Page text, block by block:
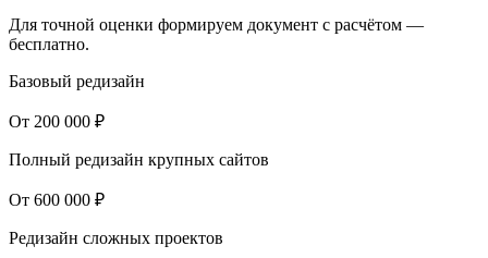
Для точной оценки формируем документ с расчётом —
бесплатно.
Базовый редизайн
От 200 000 ₽
Полный редизайн крупных сайтов
От 600 000 ₽
Редизайн сложных проектов